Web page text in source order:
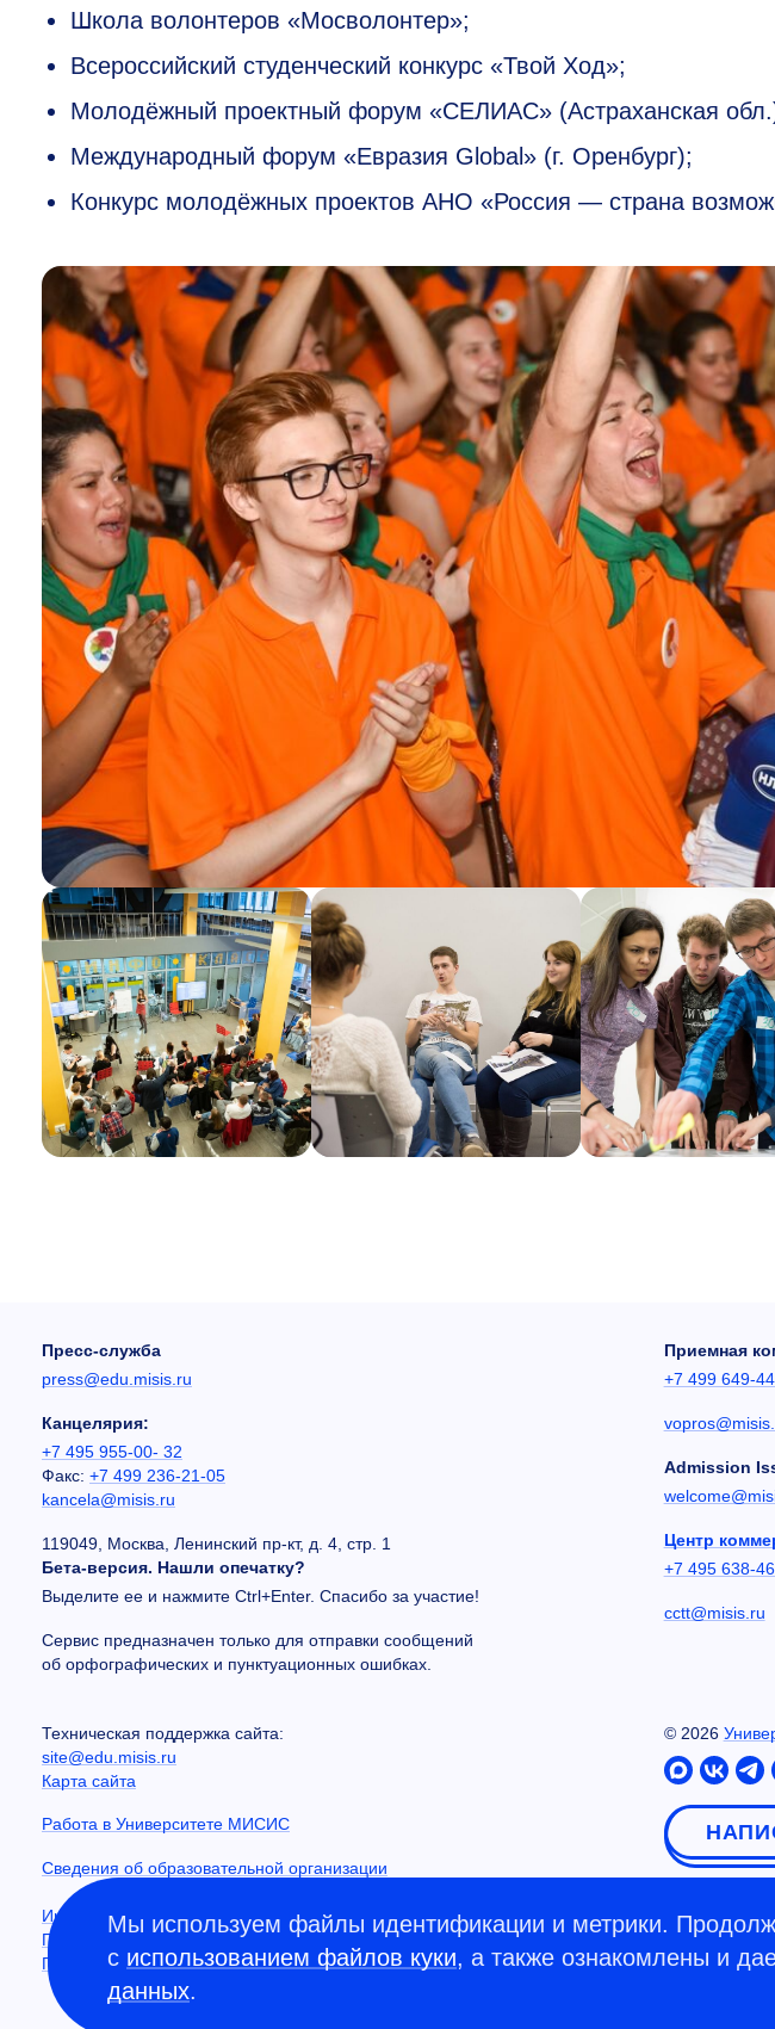
Школа волонтеров «Мосволонтер»;
Всероссийский студенческий конкурс «Твой Ход»;
Молодёжный проектный форум «СЕЛИАС» (Астраханская
Международный форум «Евразия Global» (г. Оренбург);
Конкурс молодёжных проектов АНО «Россия — страна
Пресс-служба
press@edu.misis.ru
Канцелярия:
+7 495 955-00- 32
Факс: +7 499 236-21-05
kancela@misis.ru
119049, Москва, Ленинский пр-кт, д. 4, стр. 1
Бета-версия. Нашли опечатку?
Выделите ее и нажмите Ctrl+Enter. Спасибо за участие!
Сервис предназначен только для отправки сообщений
об орфографических и пунктуационных ошибках.
Приемная
+7 499 649-
Admission
Центр
+7 495 638-
cctt@misis.ru
Техническая поддержка сайта:
site@edu.misis.ru
Карта сайта
Работа в Университете МИСИС
Сведения об образовательной организации
Информация о закупках
Противодействие коррупции
Политика конфиденциальности
© 2026
Мы используем файлы идентификации и метрики.
с использованием файлов куки, а также ознакомлены и
данных.